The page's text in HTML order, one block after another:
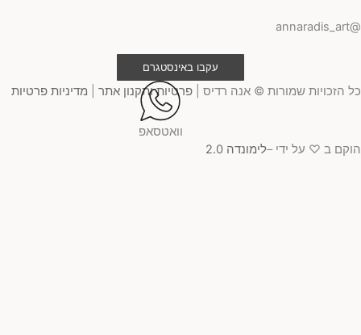
עקבו באינסטגרם
הזכויות שמורות © אנה רדיס | פרטיות ותקנון אתר| מדיניות פרטיות
ב ♡ על ידי – לימונדה 2.0
וואטסאפ